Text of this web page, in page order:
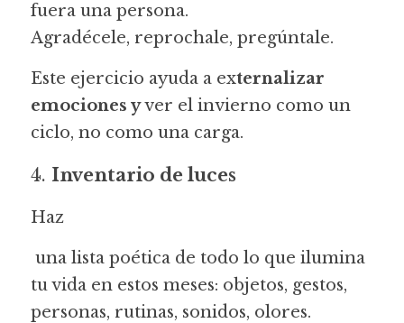
fuera una persona.
Agradécele, reprochale, pregúntale.
Este ejercicio ayuda a externalizar
emociones y ver el invierno como un
ciclo, no como una carga.
4. Inventario de luces
Haz
una lista poética de todo lo que ilumina
tu vida en estos meses: objetos, gestos,
personas, rutinas, sonidos, olores.